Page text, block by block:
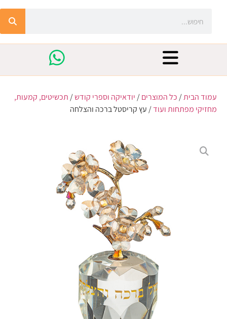
עמוד הבית/ כל המוצרים/ יודאיקה וספרי קודש/ תכשיטים, קמעות,
מחזיקי מפתחות ועוד/ עץ קריסטל ברכה והצלחה